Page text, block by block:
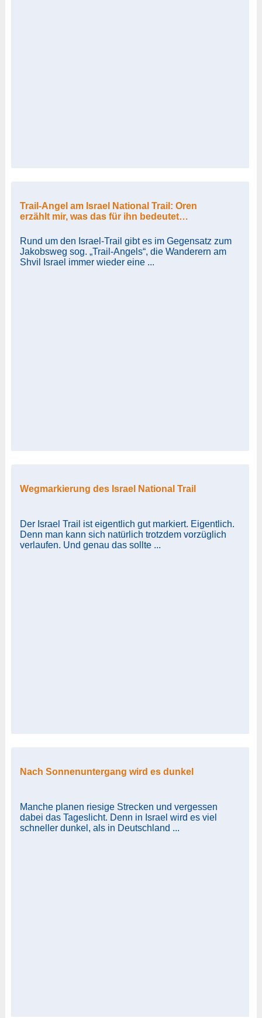
Trail-Angel am Israel National Trail: Oren
erzählt mir, was das für ihn bedeutet…
Rund um den Israel-Trail gibt es im Gegensatz zum
Jakobsweg sog. „Trail-Angels“, die Wanderern am
Shvil Israel immer wieder eine ...
Wegmarkierung des Israel National Trail
Der Israel Trail ist eigentlich gut markiert. Eigentlich.
Denn man kann sich natürlich trotzdem vorzüglich
verlaufen. Und genau das sollte ...
Nach Sonnenuntergang wird es dunkel
Manche planen riesige Strecken und vergessen
dabei das Tageslicht. Denn in Israel wird es viel
schneller dunkel, als in Deutschland ...